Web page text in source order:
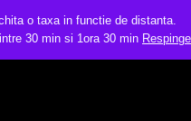
o taxa in functie de distanta.
30 min si 1ora 30 min Respinge